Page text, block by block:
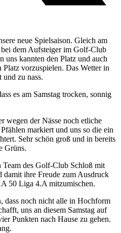
neue Spielsaison. Gleich am
dem Aufsteiger im Golf-Club
kannten den Platz und auch
Platz vorzuspielen. Das Wetter in
zu nass.
es am Samstag trocken, sonnig
wegen der Nässe noch etliche
markiert und uns so die ein
Sehr schön groß und in bereits
Grüns.
Team des Golf-Club Schloß mit
damit ihre Freude zum Ausdruck
50 Liga 4.A mitzumischen.
dass noch nicht alle in Hochform
uns an diesem Samstag auf
Punkten nach Hause zu gehen.